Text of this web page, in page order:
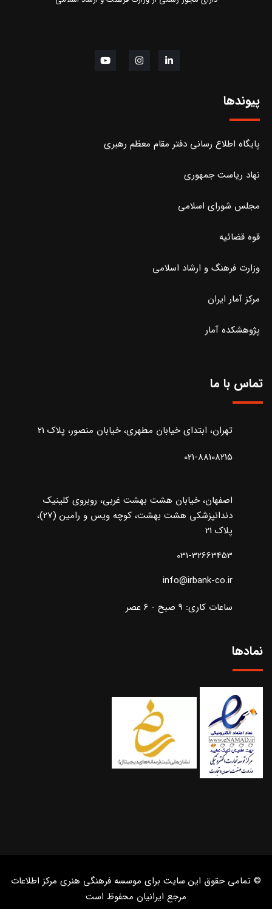
پیوندها
پایگاه اطلاع رسانی دفتر مقام معظم رهبری
نهاد ریاست جمهوری
مجلس شورای اسلامی
قوه قضائیه
وزارت فرهنگ و ارشاد اسلامی
مرکز آمار ایران
پژوهشکده آمار
تماس با ما
تهران، ابتدای خیابان مطهری، خیابان منصور، پلاک 21
021-88108215
اصفهان، خیابان هشت بهشت غربی، روبروی کلینیک
دندانپزشکی هشت بهشت، کوچه ویس و رامین (27)،
پلاک 21
031-32663453
info@irbank-co.ir
ساعات کاری: ۹ صبح - ۶ عصر
نمادها
© تمامی حقوق این سایت برای موسسه فرهنگی هنری مرکز اطلاعات
مرجع ایرانیان محفوظ است